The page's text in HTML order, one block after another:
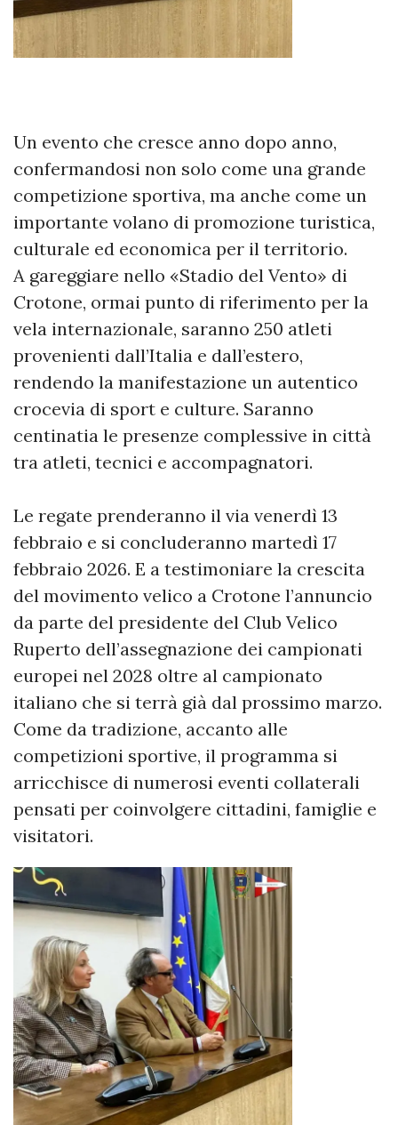
Un evento che cresce anno dopo anno,
confermandosi non solo come una grande
competizione sportiva, ma anche come un
importante volano di promozione turistica,
culturale ed economica per il territorio.
A gareggiare nello «Stadio del Vento» di
Crotone, ormai punto di riferimento per la
vela internazionale, saranno 250 atleti
provenienti dall’Italia e dall’estero,
rendendo la manifestazione un autentico
crocevia di sport e culture. Saranno
centinatia le presenze complessive in città
tra atleti, tecnici e accompagnatori.
Le regate prenderanno il via venerdì 13
febbraio e si concluderanno martedì 17
febbraio 2026. E a testimoniare la crescita
del movimento velico a Crotone l’annuncio
da parte del presidente del Club Velico
Ruperto dell’assegnazione dei campionati
europei nel 2028 oltre al campionato
italiano che si terrà già dal prossimo marzo.
Come da tradizione, accanto alle
competizioni sportive, il programma si
arricchisce di numerosi eventi collaterali
pensati per coinvolgere cittadini, famiglie e
visitatori.